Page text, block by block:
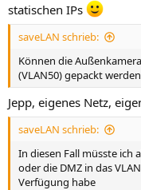
statischen IPs
saveLAN schrieb:
Können die
(VLAN50) gepackt werden
Jepp, eigenes Netz,
saveLAN schrieb:
In diesen Fall müsste ich
oder die DMZ in das
Verfügung habe